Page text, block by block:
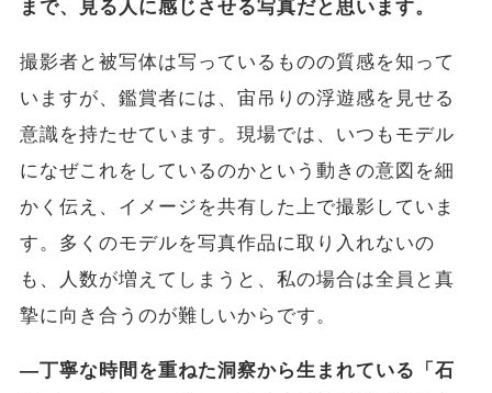
まで、見る人に感じさせる写真だと思います。
撮影者と被写体は写っているものの質感を知って
いますが、鑑賞者には、宙吊りの浮遊感を見せる
意識を持たせています。現場では、いつもモデル
になぜこれをしているのかという動きの意図を細
かく伝え、イメージを共有した上で撮影していま
す。多くのモデルを写真作品に取り入れないの
も、人数が増えてしまうと、私の場合は全員と真
摯に向き合うのが難しいからです。
―丁寧な時間を重ねた洞察から生まれている「石